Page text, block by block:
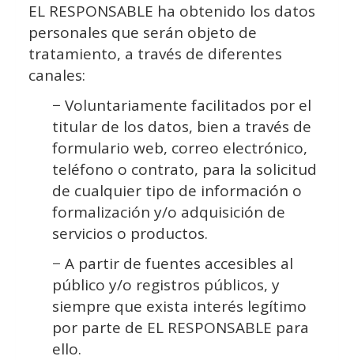
EL RESPONSABLE ha obtenido los datos
personales que serán objeto de
tratamiento, a través de diferentes
canales:
− Voluntariamente facilitados por el
titular de los datos, bien a través de
formulario web, correo electrónico,
teléfono o contrato, para la solicitud
de cualquier tipo de información o
formalización y/o adquisición de
servicios o productos.
− A partir de fuentes accesibles al
público y/o registros públicos, y
siempre que exista interés legítimo
por parte de EL RESPONSABLE para
ello.